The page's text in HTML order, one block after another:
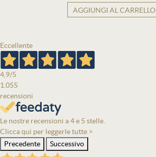
AGGIUNGI AL CARRELLO
Eccellente
4,9/5
1.055
recensioni
Le nostre recensioni a 4 e 5 stelle.
Clicca qui per leggerle tutte >
Precedente
Successivo